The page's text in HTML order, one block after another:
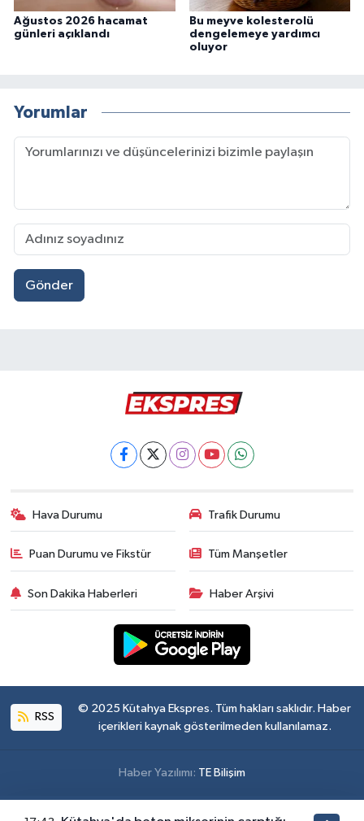
Ağustos 2026 hacamat
günleri açıklandı
Bu meyve kolesterolü
dengelemeye yardımcı
oluyor
Yorumlar
Gönder
Hava Durumu Trafik Durumu
Puan Durumu ve Fikstür Tüm Manşetler
Son Dakika Haberleri Haber Arşivi
RSS
© 2025 Kütahya Ekspres. Tüm hakları saklıdır. Haber
içerikleri kaynak gösterilmeden kullanılamaz.
Haber Yazılımı: TE Bilişim